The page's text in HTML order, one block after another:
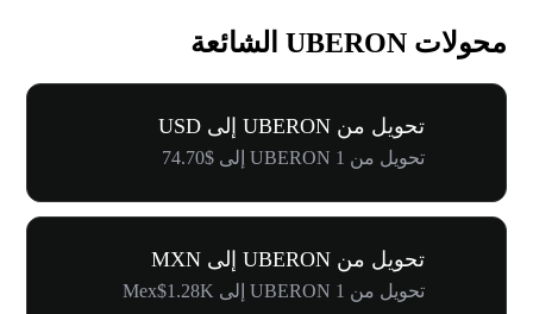
محولات UBERON الشائعة
تحويل من UBERON إلى USD
تحويل من 1 UBERON إلى $74.70
تحويل من UBERON إلى MXN
تحويل من 1 UBERON إلى Mex$1.28K